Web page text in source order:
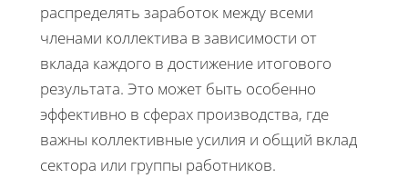
распределять заработок между всеми
членами коллектива в зависимости от
вклада каждого в достижение итогового
результата. Это может быть особенно
эффективно в сферах производства, где
важны коллективные усилия и общий вклад
сектора или группы работников.